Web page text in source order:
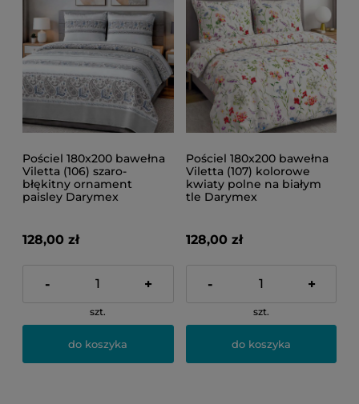
Pościel 180x200 bawełna
Viletta (106) szaro-
błękitny ornament
paisley Darymex
128,00 zł
- +
szt.
do koszyka
Pościel 180x200 bawełna
Viletta (107) kolorowe
kwiaty polne na białym
tle Darymex
128,00 zł
- +
szt.
do koszyka